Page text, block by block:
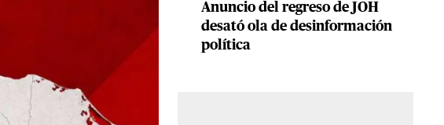
Anuncio del regreso de JOH
desató ola de desinformación
política